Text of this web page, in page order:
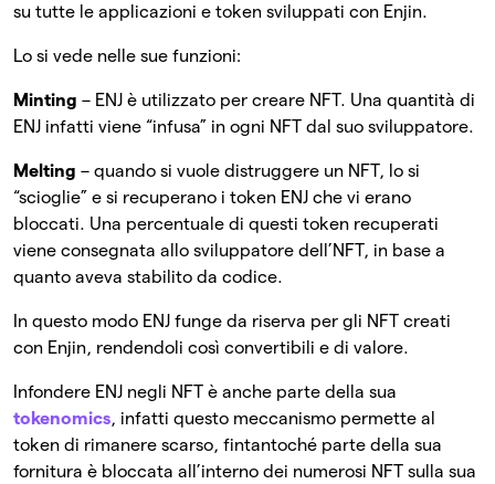
su tutte le applicazioni e token sviluppati con Enjin.
Lo si vede nelle sue funzioni:
Minting – ENJ è utilizzato per creare NFT. Una quantità di
ENJ infatti viene “infusa” in ogni NFT dal suo sviluppatore.
Melting – quando si vuole distruggere un NFT, lo si
“scioglie” e si recuperano i token ENJ che vi erano
bloccati. Una percentuale di questi token recuperati
viene consegnata allo sviluppatore dell’NFT, in base a
quanto aveva stabilito da codice.
In questo modo ENJ funge da riserva per gli NFT creati
con Enjin, rendendoli così convertibili e di valore.
Infondere ENJ negli NFT è anche parte della sua
tokenomics, infatti questo meccanismo permette al
token di rimanere scarso, fintantoché parte della sua
fornitura è bloccata all’interno dei numerosi NFT sulla sua